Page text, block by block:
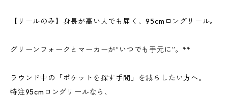
【リールのみ】身長が高い人でも届く、95cmロングリール。
グリーンフォークとマーカーが“いつでも手元に”。**
ラウンド中の「ポケットを探す手間」を減らしたい方へ。
特注95cmロングリールなら、